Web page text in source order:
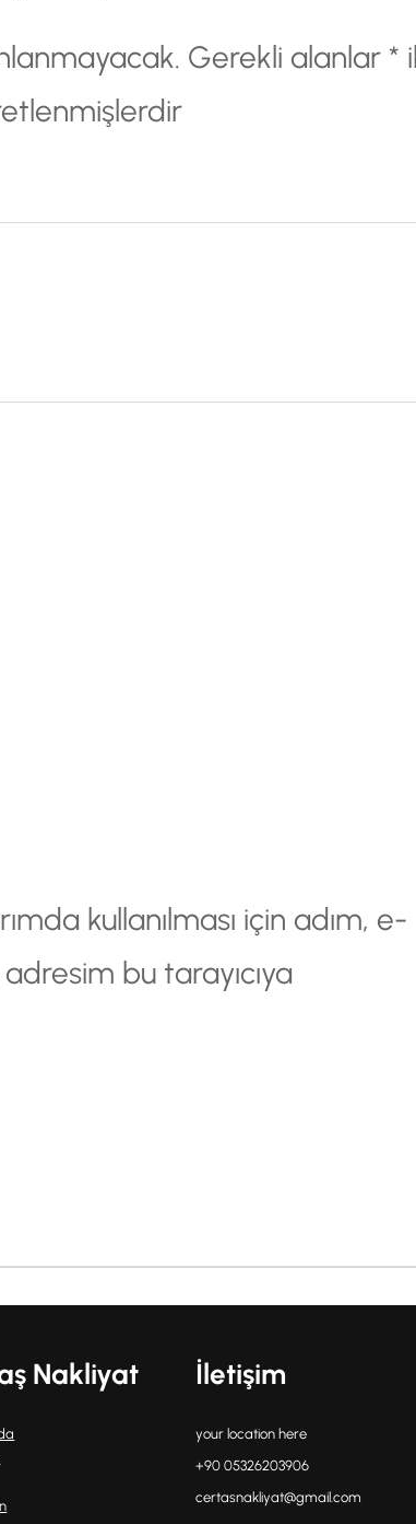
Gerekli alanlar*
kullanılması için adım, e-
bu tarayıcıya
Nakliyat İletişim
your location here
+90 05326203906
certasnakliyat@gmail.com